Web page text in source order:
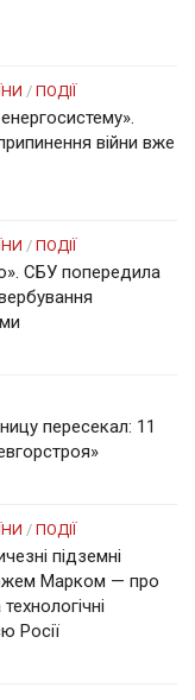
/ ПОДІЇ
війни вже
/ ПОДІЇ
СБУ попередила
пересекал: 11
/ ПОДІЇ
підземні
Марком — про
Росії